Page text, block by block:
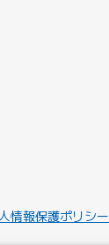
情報保護ポリシー